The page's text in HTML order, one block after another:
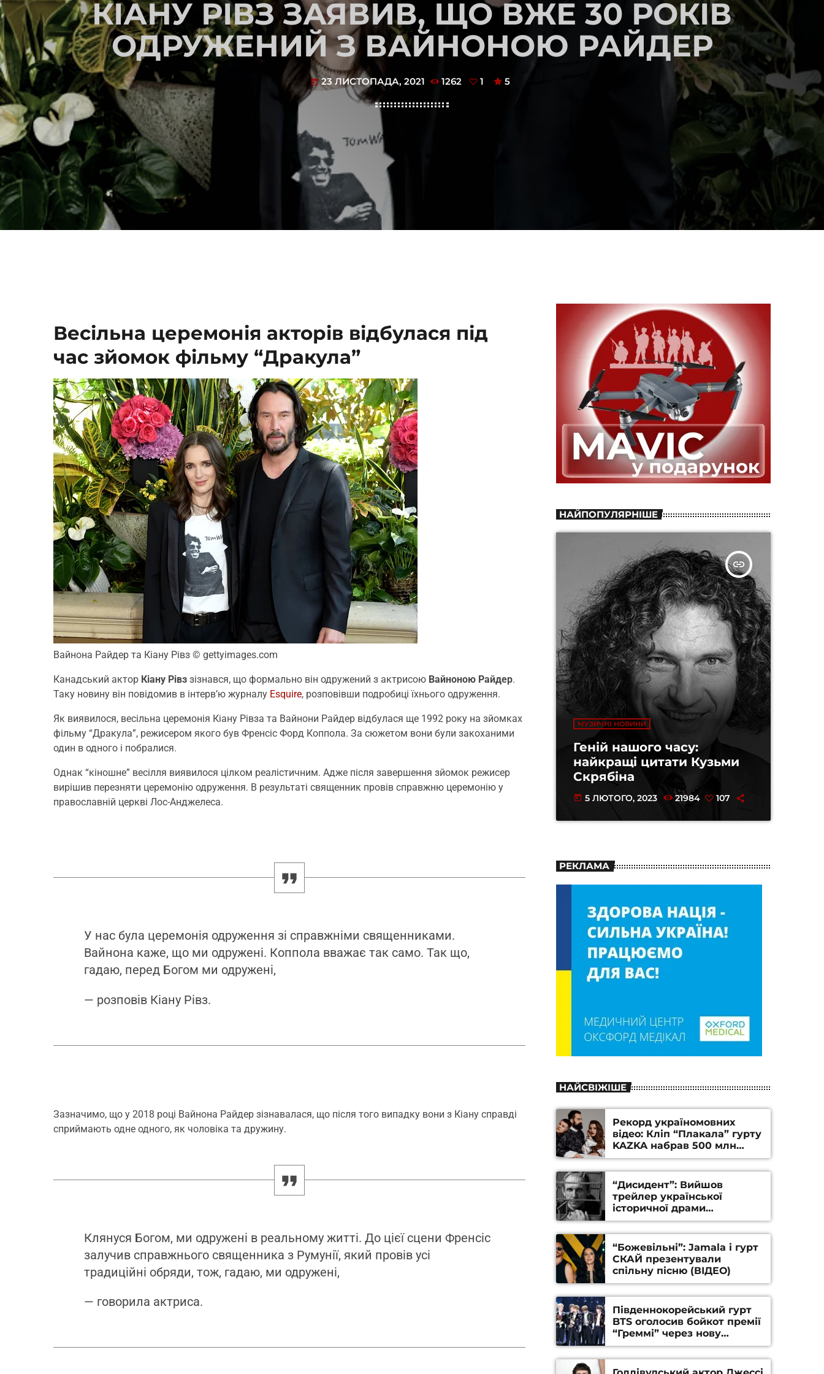
КІАНУ РІВЗ ЗАЯВИВ, ЩО ВЖЕ 30 РОКІВ
ОДРУЖЕНИЙ З ВАЙНОНОЮ РАЙДЕР
today 23 ЛИСТОПАДА, 2021 1262 1 5
Весільна церемонія акторів відбулася під
час зйомок фільму “Дракула”
Вайнона Райдер та Кіану Рівз © gettyimages.com
Канадський актор Кіану Рівз зізнався, що формально він одружений з актрисою Вайноною Райдер.
Таку новину він повідомив в інтерв’ю журналу Esquire, розповівши подробиці їхнього одруження.
Як виявилося, весільна церемонія Кіану Рівза та Вайнони Райдер відбулася ще 1992 року на зйомках
фільму “Дракула”, режисером якого був Френсіс Форд Коппола. За сюжетом вони були закоханими
один в одного і побралися.
Однак “кіношне” весілля виявилося цілком реалістичним. Адже після завершення зйомок режисер
вирішив перезняти церемонію одруження. В результаті священник провів справжню церемонію у
православній церкві Лос-Анджелеса.
У нас була церемонія одруження зі справжніми священниками.
Вайнона каже, що ми одружені. Коппола вважає так само. Так що,
гадаю, перед Богом ми одружені,
— розповів Кіану Рівз.
Зазначимо, що у 2018 році Вайнона Райдер зізнавалася, що після того випадку вони з Кіану справді
сприймають одне одного, як чоловіка та дружину.
Клянуся Богом, ми одружені в реальному житті. До цієї сцени Френсіс
залучив справжнього священника з Румунії, який провів усі
традиційні обряди, тож, гадаю, ми одружені,
— говорила актриса.
НАЙПОПУЛЯРНІШЕ
insert_link
МУЗИЧНІ НОВИНИ
Геній нашого часу:
найкращі цитати Кузьми
Скрябіна
today 5 ЛЮТОГО, 2023 21984 107
РЕКЛАМА
НАЙСВІЖІШЕ
Рекорд україномовних
відео: Кліп “Плакала” гурту
KAZKA набрав 500 млн
переглядів на YouTube
“Дисидент”: Вийшов
трейлер української
історичної драми
Станіслава Гуренка та
Андрія Алфьорова (ВІДЕО)
“Божевільні”: Jamala і гурт
СКАЙ презентували
спільну пісню (ВІДЕО)
Південнокорейський гурт
BTS оголосив бойкот премії
“Греммі” через нову
номінацію